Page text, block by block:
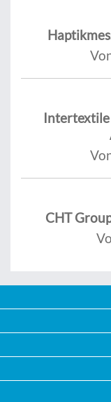
Intertextile
CHT